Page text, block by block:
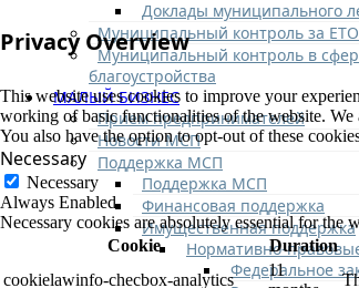
Доклады муниципального
Муниципальный контроль за ЕТО
Муниципальный контроль в
благоустройства
МАЛЫЙ БИЗНЕС
Прием предпринимателей
Новости МСП
Поддержка МСП
Поддержка МСП
Финансовая поддержка
Имущественная поддержка
Нормативно-
Федеральное
Privacy Overview
This website uses cookies to improve your
working of basic functionalities of the website.
You also have the option to opt-out of these
Necessary
Necessary
Always Enabled
Necessary cookies are absolutely essential for the
Cookie
Duration
cookielawinfo-checbox-analytics
11